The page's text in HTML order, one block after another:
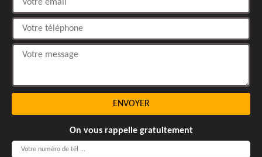
On vous rappelle gratuitement